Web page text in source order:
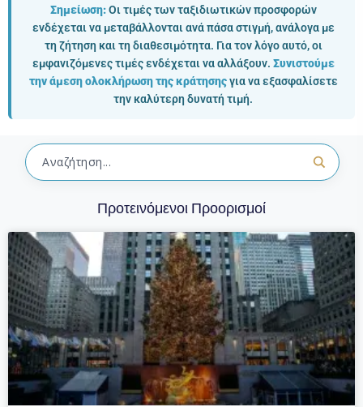
Σημείωση:Οι τιμές των ταξιδιωτικών προσφορών
ενδέχεται να μεταβάλλονται ανά πάσα στιγμή, ανάλογα με
τη ζήτηση και τη διαθεσιμότητα. Για τον λόγο αυτό, οι
εμφανιζόμενες τιμές ενδέχεται να αλλάξουν. Συνιστούμε
την άμεση ολοκλήρωση της κράτησηςγια να εξασφαλίσετε
την καλύτερη δυνατή τιμή.
Προτεινόμενοι Προορισμοί